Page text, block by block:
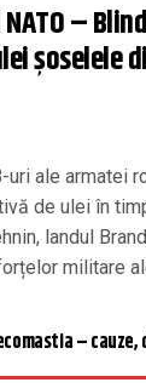
NATO –
șoselele
uri ale armatei
de ulei în
landul
militare
–